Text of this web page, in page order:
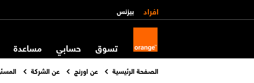
افراد بيزنس
تسوق حسابي مساعدة
الصفحة الرئيسية عن اورنچ عن الشركة